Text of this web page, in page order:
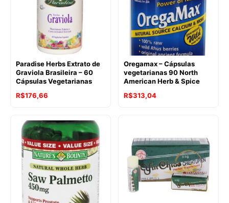
Paradise Herbs Extrato de
Graviola Brasileira – 60
Cápsulas Vegetarianas
R$176,66
Oregamax – Cápsulas
vegetarianas 90 North
American Herb & Spice
R$313,04